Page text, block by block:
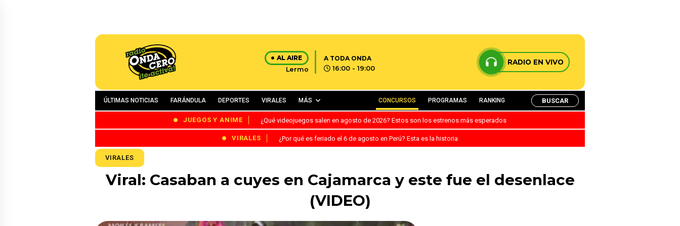
AL AIRE
Lermo
A TODA ONDA
16:00 - 19:00
RADIO EN VIVO
ÚLTIMAS NOTICIAS FARÁNDULA DEPORTES VIRALES MÁS CONCURSOS PROGRAMAS RANKING BUSCAR
JUEGOS Y ANIME ¿Qué videojuegos salen en agosto de 2026? Estos son los estrenos más esperados
VIRALES ¿Por qué es feriado el 6 de agosto en Perú? Esta es la historia
VIRALES
Viral: Casaban a cuyes en Cajamarca y este fue el desenlace
(VIDEO)